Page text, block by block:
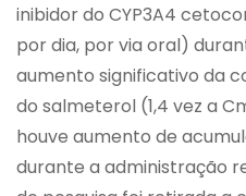
inibidor do CYP3A4
por dia, por via oral)
aumento significativo da
do salmeterol (1,4 vez a
houve aumento de
durante a administração